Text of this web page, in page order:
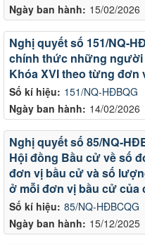
Ngày ban hành: 15/02/2026
Số kí hiệu: 151/NQ-HĐBQG
Ngày ban hành: 14/02/2026
Nghị quyết số 151/NQ-
chính thức những
Khóa XVI theo từng
Số kí hiệu: 85/NQ-HĐBCQG
Ngày ban hành: 15/12/2025
Nghị quyết số 85/NQ-
Hội đồng Bầu cử về số
đơn vị bầu cử và số
ở mỗi đơn vị bầu cử của